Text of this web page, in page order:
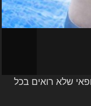
שלא רואים בכל